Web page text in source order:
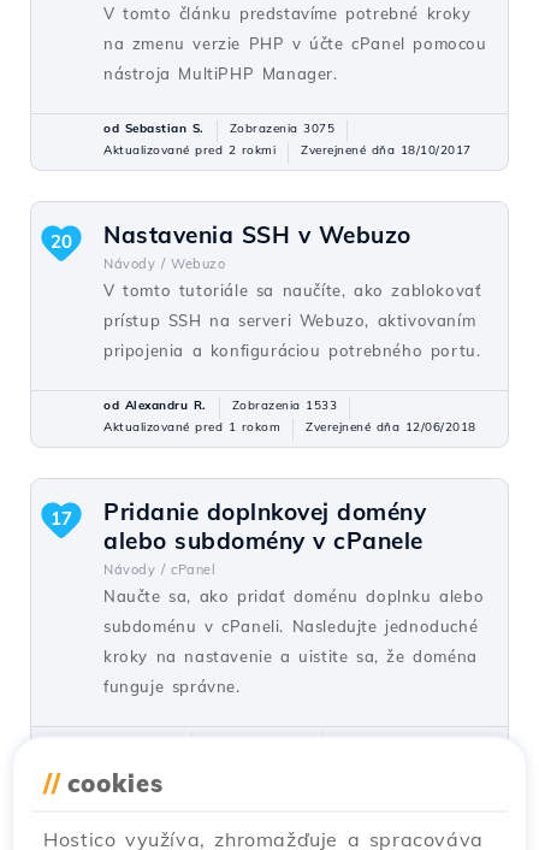
V tomto článku predstavíme potrebné kroky
na zmenu verzie PHP v účte cPanel pomocou
nástroja MultiPHP Manager.
od Sebastian S.
Zobrazenia 3075
Aktualizované pred 2 rokmi
Zverejnené dňa 18/10/2017
Nastavenia SSH v Webuzo
Návody / Webuzo
V tomto tutoriále sa naučíte, ako zablokovať
prístup SSH na serveri Webuzo, aktivovaním
pripojenia a konfiguráciou potrebného portu.
20
od Alexandru R.
Zobrazenia 1533
Aktualizované pred 1 rokom
Zverejnené dňa 12/06/2018
Pridanie doplnkovej domény
alebo subdomény v cPanele
Návody / cPanel
Naučte sa, ako pridať doménu doplnku alebo
subdoménu v cPaneli. Nasledujte jednoduché
kroky na nastavenie a uistite sa, že doména
funguje správne.
17
// cookies
Hostico využíva, zhromažďuje a spracováva